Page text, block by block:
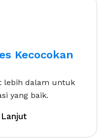
Kecocokan
lebih dalam untuk
yang baik.